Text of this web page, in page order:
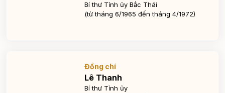
Bí thư Tỉnh ủy Bắc Thái
(từ tháng 6/1965 đến tháng 4/1972)
Đồng chí
Lê Thanh
Bí thư Tỉnh ủy